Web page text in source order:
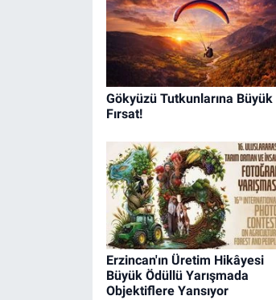
Gökyüzü Tutkunlarına Büyük
Fırsat!
Erzincan'ın Üretim Hikâyesi
Büyük Ödüllü Yarışmada
Objektiflere Yansıyor